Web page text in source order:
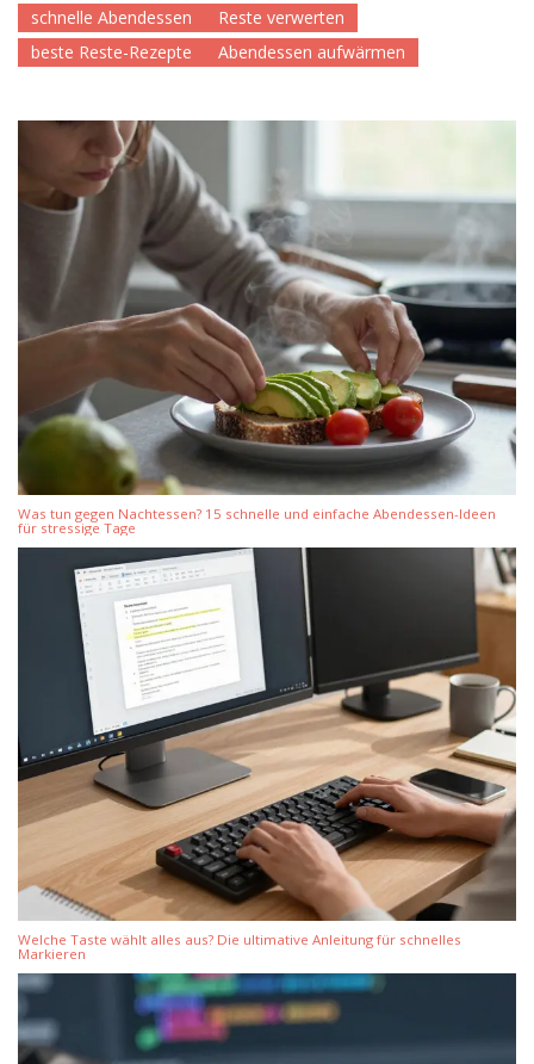
schnelle Abendessen
Reste verwerten
beste Reste-Rezepte
Abendessen aufwärmen
Was tun gegen Nachtessen? 15 schnelle und einfache Abendessen-Ideen
für stressige Tage
Welche Taste wählt alles aus? Die ultimative Anleitung für schnelles
Markieren